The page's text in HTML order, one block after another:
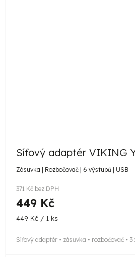
Síťový adaptér VIKING
Zásuvka | Rozbočovač | 6 výstupů | USB
371 Kč bez DPH
449 Kč
Měrná
449 Kč / 1 ks
Síťový adaptér • zásuvka • rozbočovač • 3